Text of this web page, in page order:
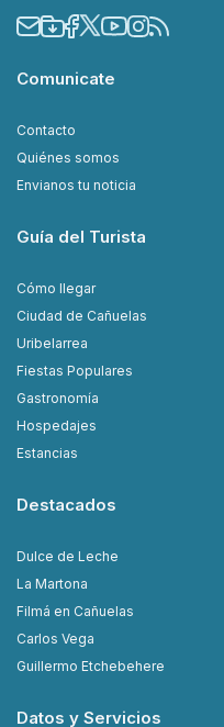
Comunicate
Contacto
Quiénes somos
Envianos tu noticia
Guía del Turista
Cómo llegar
Ciudad de Cañuelas
Uribelarrea
Fiestas Populares
Gastronomía
Hospedajes
Estancias
Destacados
Dulce de Leche
La Martona
Filmá en Cañuelas
Carlos Vega
Guillermo Etchebehere
Datos y Servicios